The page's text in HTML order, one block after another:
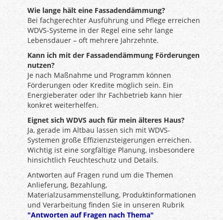
Wie lange hält eine Fassadendämmung?
Bei fachgerechter Ausführung und Pflege erreichen
WDVS-Systeme in der Regel eine sehr lange
Lebensdauer – oft mehrere Jahrzehnte.
Kann ich mit der Fassadendämmung Förderungen
nutzen?
Je nach Maßnahme und Programm können
Förderungen oder Kredite möglich sein. Ein
Energieberater oder Ihr Fachbetrieb kann hier
konkret weiterhelfen.
Eignet sich WDVS auch für mein älteres Haus?
Ja, gerade im Altbau lassen sich mit WDVS-
Systemen große Effizienzsteigerungen erreichen.
Wichtig ist eine sorgfältige Planung, insbesondere
hinsichtlich Feuchteschutz und Details.
Antworten auf Fragen rund um die Themen
Anlieferung, Bezahlung,
Materialzusammenstellung, Produktinformationen
und Verarbeitung finden Sie in unseren Rubrik
"Antworten auf Fragen nach Thema"